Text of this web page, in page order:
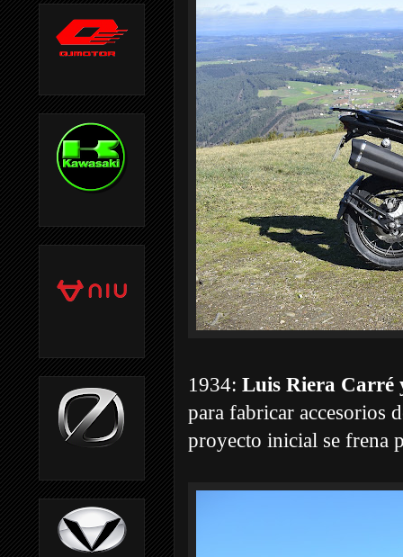
1934: Luis Riera Carré
para fabricar accesorios
proyecto inicial se frena